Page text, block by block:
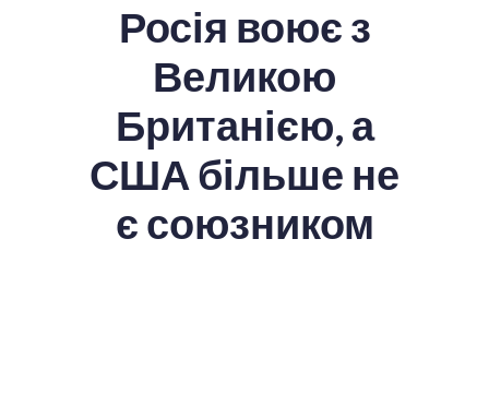
Росія воює з
Великою
Британією, а
США більше не
є союзником